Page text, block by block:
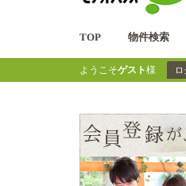
TOP 物件検索
ようこそゲスト様 ロ